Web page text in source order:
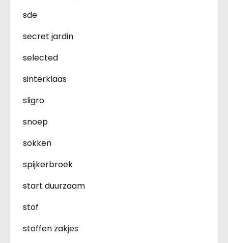
sde
secret jardin
selected
sinterklaas
sligro
snoep
sokken
spijkerbroek
start duurzaam
stof
stoffen zakjes